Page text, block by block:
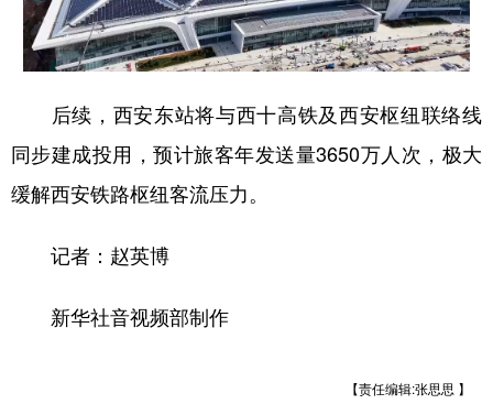
后续，西安东站将与西十高铁及西安枢纽联络线
同步建成投用，预计旅客年发送量3650万人次，极大
缓解西安铁路枢纽客流压力。
记者：赵英博
新华社音视频部制作
【责任编辑:张思思 】